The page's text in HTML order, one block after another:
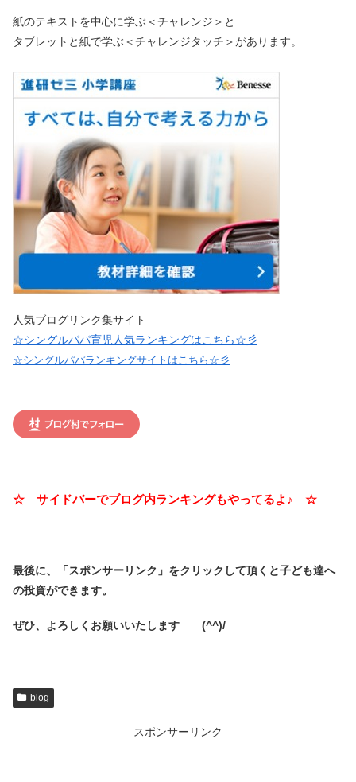
紙のテキストを中心に学ぶ＜チャレンジ＞と
タブレットと紙で学ぶ＜チャレンジタッチ＞があります。
人気ブログリンク集サイト
☆シングルパパ育児人気ランキングはこちら☆彡
☆シングルパパランキングサイトはこちら☆彡
☆ サイドバーでブログ内ランキングもやってるよ♪ ☆
最後に、「スポンサーリンク」をクリックして頂くと子ども達へ
の投資ができます。
ぜひ、よろしくお願いいたします (^^)/
blog
スポンサーリンク